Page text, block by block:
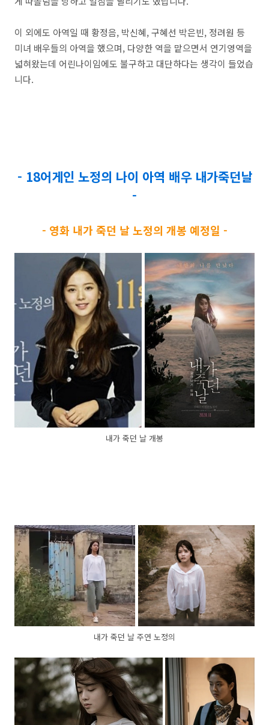
이 외에도 아역일 때 황정음, 박신혜, 구혜선 박은빈, 정려원 등
미녀 배우들의 아역을 했으며, 다양한 역을 맡으면서 연기영역을
넓혀왔는데 어린나이임에도 불구하고 대단하다는 생각이 들었습
니다.
- 18어게인 노정의 나이 아역 배우 내가죽던날
-
- 영화 내가 죽던 날 노정의 개봉 예정일 -
내가 죽던 날 개봉
내가 죽던 날 주연 노정의